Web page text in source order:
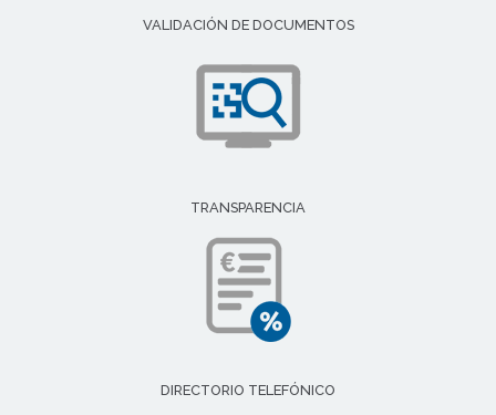
VALIDACIÓN DE DOCUMENTOS
TRANSPARENCIA
DIRECTORIO TELEFÓNICO